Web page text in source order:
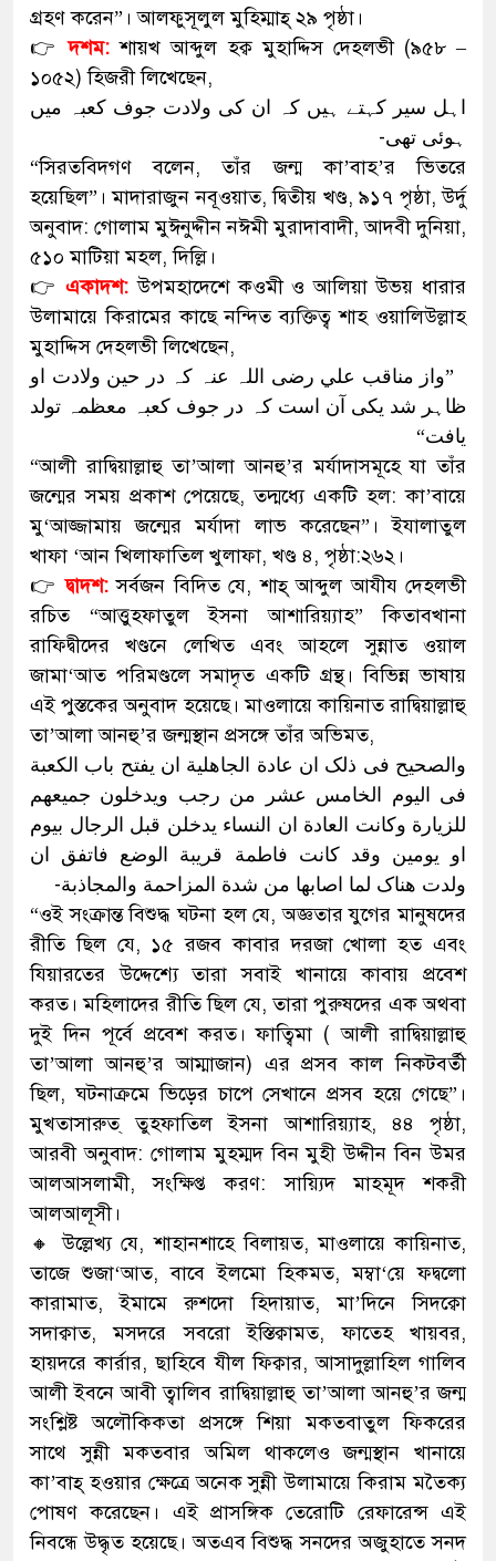
গ্রহণ করেন”। আলফুসূলুল মুহিম্মাহ্ ২৯ পৃষ্ঠা।
👉দশম: শায়খ আব্দুল হক্ব মুহাদ্দিস দেহলভী (৯৫৮ –
১০৫২) হিজরী লিখেছেন,
اہل سیر کہتے ہیں کہ ان کی ولادت جوف کعبہ میں
ہوئی تھی-
“সিরতবিদগণ বলেন, তাঁর জন্ম কা’বাহ’র ভিতরে
হয়েছিল”। মাদারাজুন নবূওয়াত, দ্বিতীয় খণ্ড, ৯১৭ পৃষ্ঠা, উর্দু
অনুবাদ: গোলাম মুঈনুদ্দীন নঈমী মুরাদাবাদী, আদবী দুনিয়া,
৫১০ মাটিয়া মহল, দিল্লি।
👉একাদশ: উপমহাদেশে কওমী ও আলিয়া উভয় ধারার
উলামায়ে কিরামের কাছে নন্দিত ব্যক্তিত্ব শাহ ওয়ালিউল্লাহ
মুহাদ্দিস দেহলভী লিখেছেন,
”واز مناقب علي رضی اللہ عنہ کہ در حین ولادت او
ظاہر شد یکی آن است کہ در جوف کعبہ معظمہ تولد
یافت“
“আলী রাদ্বিয়াল্লাহু তা’আলা আনহু’র মর্যাদাসমূহে যা তাঁর
জন্মের সময় প্রকাশ পেয়েছে, তদ্মধ্যে একটি হল: কা’বায়ে
মু‘আজ্জামায় জন্মের মর্যাদা লাভ করেছেন”। ইযালাতুল
খাফা ‘আন খিলাফাতিল খুলাফা, খণ্ড ৪, পৃষ্ঠা:২৬২।
👉দ্বাদশ:সর্বজন বিদিত যে, শাহ্ আব্দুল আযীয দেহলভী
রচিত “আত্তুহফাতুল ইসনা আশারিয়্যাহ” কিতাবখানা
রাফিদ্বীদের খণ্ডনে লেখিত এবং আহলে সুন্নাত ওয়াল
জামা‘আত পরিমণ্ডলে সমাদৃত একটি গ্রন্থ। বিভিন্ন ভাষায়
এই পুস্তকের অনুবাদ হয়েছে। মাওলায়ে কায়িনাত রাদ্বিয়াল্লাহু
তা’আলা আনহু’র জন্মস্থান প্রসঙ্গে তাঁর অভিমত,
والصحیح فی ذلک ان عادة الجاهلیة ان یفتح باب الکعبة
فی الیوم الخامس عشر من رجب ویدخلون جمیعهم
للزیارة وکانت العادة ان النساء یدخلن قبل الرجال بیوم
او یومین وقد کانت فاطمة قریبة الوضع فاتفق ان
ولدت هناک لما اصابها من شدة المزاحمة والمجاذبة-
“ওই সংক্রান্ত বিশুদ্ধ ঘটনা হল যে, অজ্ঞতার যুগের মানুষদের
রীতি ছিল যে, ১৫ রজব কাবার দরজা খোলা হত এবং
যিয়ারতের উদ্দেশ্যে তারা সবাই খানায়ে কাবায় প্রবেশ
করত। মহিলাদের রীতি ছিল যে, তারা পুরুষদের এক অথবা
দুই দিন পূর্বে প্রবেশ করত। ফাত্বিমা ( আলী রাদ্বিয়াল্লাহু
তা’আলা আনহু’র আম্মাজান) এর প্রসব কাল নিকটবর্তী
ছিল, ঘটনাক্রমে ভিড়ের চাপে সেখানে প্রসব হয়ে গেছে”।
মুখতাসারুত্ তুহফাতিল ইসনা আশারিয়্যাহ, ৪৪ পৃষ্ঠা,
আরবী অনুবাদ: গোলাম মুহম্মদ বিন মুহী উদ্দীন বিন উমর
আলআসলামী, সংক্ষিপ্ত করণ: সায়্যিদ মাহমূদ শকরী
আলআলূসী।
🔸 উল্লেখ্য যে, শাহানশাহে বিলায়ত, মাওলায়ে কায়িনাত,
তাজে শুজা‘আত, বাবে ইলমো হিকমত, মম্বা‘য়ে ফদ্বলো
কারামাত, ইমামে রুশদো হিদায়াত, মা’দিনে সিদক্বো
সদাক্বাত, মসদরে সবরো ইস্তিক্বামত, ফাতেহ খায়বর,
হায়দরে কার্রার, ছাহিবে যীল ফিক্বার, আসাদুল্লাহিল গালিব
আলী ইবনে আবী ত্বালিব রাদ্বিয়াল্লাহু তা’আলা আনহু’র জন্ম
সংশ্লিষ্ট অলৌকিকতা প্রসঙ্গে শিয়া মকতবাতুল ফিকরের
সাথে সুন্নী মকতবার অমিল থাকলেও জন্মস্থান খানায়ে
কা’বাহ্ হওয়ার ক্ষেত্রে অনেক সুন্নী উলামায়ে কিরাম মতৈক্য
পোষণ করেছেন। এই প্রাসঙ্গিক তেরোটি রেফারেন্স এই
নিবন্ধে উদ্ধৃত হয়েছে। অতএব বিশুদ্ধ সনদের অজুহাতে সনদ